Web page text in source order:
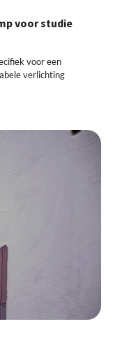
voor studie
voor een
verlichting